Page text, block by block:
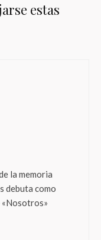
estas
la memoria
debuta como